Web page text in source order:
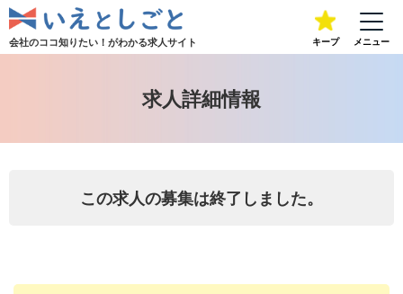
会社のココ知りたい！がわかる求人サイト キープ メニュー
求人詳細情報
この求人の募集は終了しました。